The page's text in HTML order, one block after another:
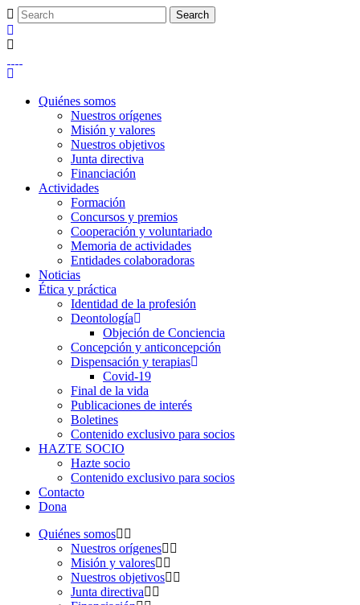
Quiénes somos
Nuestros orígenes
Misión y valores
Nuestros objetivos
Junta directiva
Financiación
Actividades
Formación
Concursos y premios
Cooperación y voluntariado
Memoria de actividades
Entidades colaboradoras
Noticias
Ética y práctica
Identidad de la profesión
Deontología
Objeción de Conciencia
Concepción y anticoncepción
Dispensación y terapias
Covid-19
Final de la vida
Publicaciones de interés
Boletines
Contenido exclusivo para socios
HAZTE SOCIO
Hazte socio
Contenido exclusivo para socios
Contacto
Dona
Quiénes somos
Nuestros orígenes
Misión y valores
Nuestros objetivos
Junta directiva